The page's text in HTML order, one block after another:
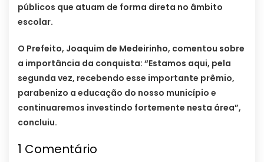
públicos que atuam de forma direta no âmbito
escolar.
O Prefeito, Joaquim de Medeirinho, comentou sobre
a importância da conquista: “Estamos aqui, pela
segunda vez, recebendo esse importante prêmio,
parabenizo a educação do nosso município e
continuaremos investindo fortemente nesta área”,
concluiu.
1 Comentário